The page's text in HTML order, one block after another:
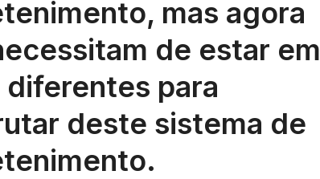
mas agora
de estar em
diferentes para
deste sistema de